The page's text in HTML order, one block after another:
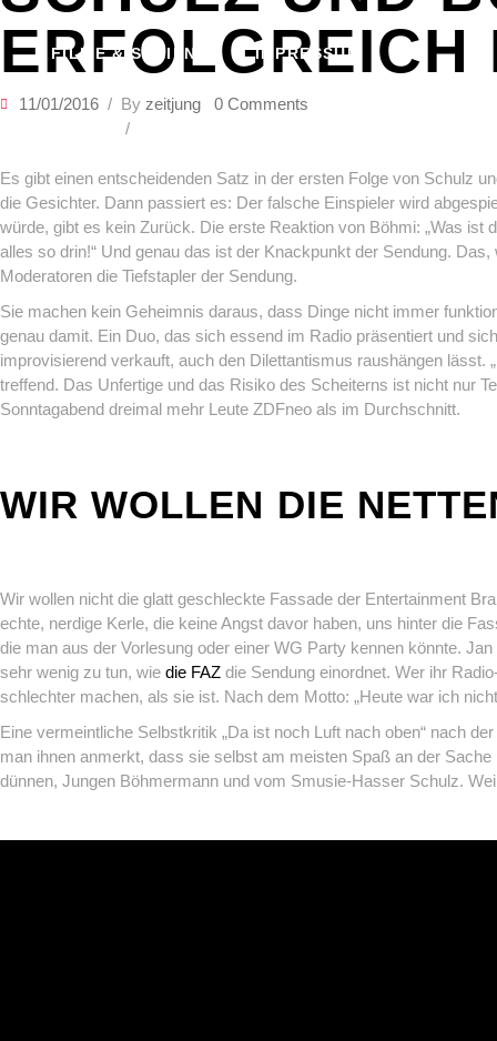
FILME & SERIEN IMPRESSUM
ERFOLGREICH
11/01/2016 By zeitjung 0 Comments
Es gibt einen entscheidenden Satz in der ersten Folge von Schulz
die Gesichter. Dann passiert es: Der falsche Einspieler wird
würde, gibt es kein Zurück. Die erste Reaktion von Böhmi: „Was ist
alles so drin!“ Und genau das ist der Knackpunkt der Sendung.
Moderatoren die Tiefstapler der Sendung.
Sie machen kein Geheimnis daraus, dass Dinge nicht immer
genau damit. Ein Duo, das sich essend im Radio präsentiert und
improvisierend verkauft, auch den Dilettantismus raushängen
treffend. Das Unfertige und das Risiko des Scheiterns ist nicht nur
Sonntagabend dreimal mehr Leute ZDFneo als im Durchschnitt.
WIR WOLLEN DIE
Wir wollen nicht die glatt geschleckte Fassade der Entertainment
echte, nerdige Kerle, die keine Angst davor haben, uns hinter die
die man aus der Vorlesung oder einer WG Party kennen könnte.
sehr wenig zu tun, wie die FAZ die Sendung einordnet. Wer ihr
schlechter machen, als sie ist. Nach dem Motto: „Heute war ich
Eine vermeintliche Selbstkritik „Da ist noch Luft nach oben“ nach
man ihnen anmerkt, dass sie selbst am meisten Spaß an der
dünnen, Jungen Böhmermann und vom Smusie-Hasser Schulz.